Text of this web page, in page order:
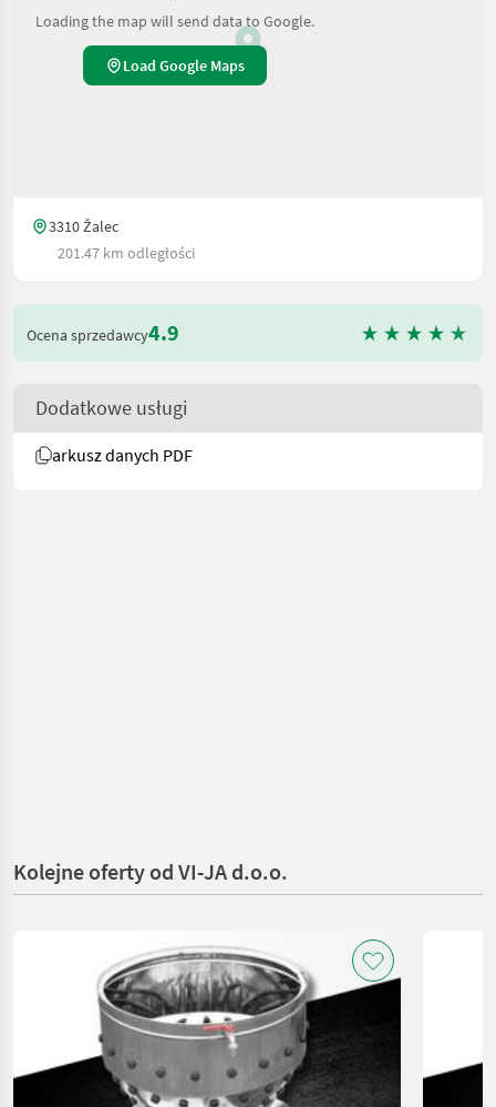
Loading the map will send data to Google.
Load Google Maps
3310 Žalec
201.47 km odległości
Ocena sprzedawcy4.9
Dodatkowe usługi
arkusz danych PDF
Kolejne oferty od VI-JA d.o.o.